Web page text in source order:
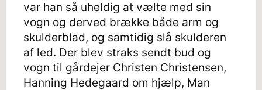
var han så uheldig at vælte med sin
vogn og derved brække både arm og
skulderblad, og samtidig slå skulderen
af led. Der blev straks sendt bud og
vogn til gårdejer Christen Christensen,
Hanning Hedegaard om hjælp, Man